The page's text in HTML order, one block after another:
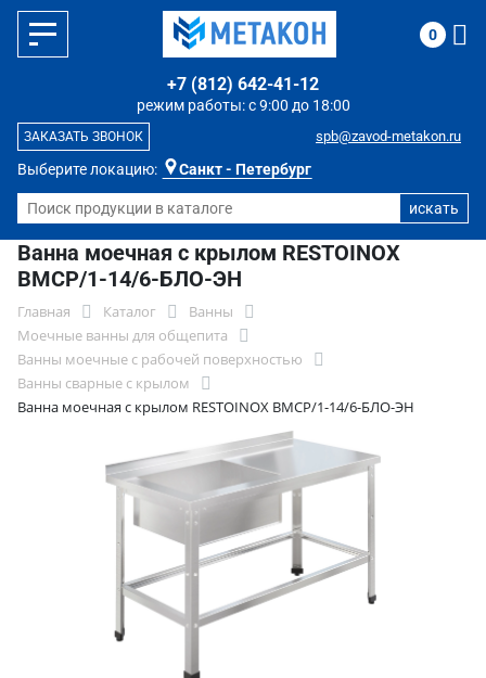
Выберите локацию: Санкт - Петербург
режим работы: с 9:00 до 18:00
+7 (812) 642-41-12
spb@zavod-metakon.ru
ЗАКАЗАТЬ ЗВОНОК
0
Ванна моечная с крылом RESTOINOX
ВМСР/1-14/6-БЛО-ЭН
Главная Каталог
Ванны
Моечные ванны для общепита
Ванны моечные с рабочей поверхностью
Ванны сварные с крылом
Ванна моечная с крылом RESTOINOX ВМСР/1-14/6-БЛО-ЭН